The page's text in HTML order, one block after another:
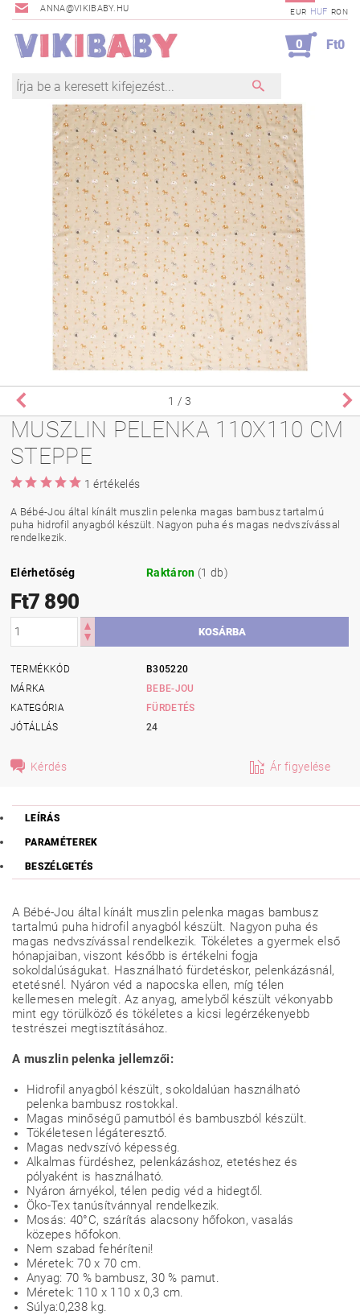
ANNA@VIKIBABY.HU EUR HUF RON
0 Ft0
1 / 3
MUSZLIN PELENKA 110X110 CM
STEPPE
1 értékelés
A Bébé-Jou által kínált muszlin pelenka magas bambusz tartalmú
puha hidrofil anyagból készült. Nagyon puha és magas nedvszívással
rendelkezik.
Elérhetőség Raktáron (1 db)
Ft7 890
TERMÉKKÓD
B305220
MÁRKA
BEBE-JOU
KATEGÓRIA
FÜRDETÉS
JÓTÁLLÁS
24
Kérdés Ár figyelése
LEÍRÁS
PARAMÉTEREK
BESZÉLGETÉS
A Bébé-Jou által kínált muszlin pelenka magas bambusz
tartalmú puha hidrofil anyagból készült. Nagyon puha és
magas nedvszívással rendelkezik. Tökéletes a gyermek első
hónapjaiban, viszont később is értékelni fogja
sokoldalúságukat. Használható fürdetéskor, pelenkázásnál,
etetésnél. Nyáron véd a napocska ellen, míg télen
kellemesen melegít. Az anyag, amelyből készült vékonyabb
mint egy törülköző és tökéletes a kicsi legérzékenyebb
testrészei megtisztításához.
A muszlin pelenka jellemzői:
Hidrofil anyagból készült, sokoldalúan használható
pelenka bambusz rostokkal.
Magas minőségű pamutból és bambuszból készült.
Tökéletesen légáteresztő.
Magas nedvszívó képesség.
Alkalmas fürdéshez, pelenkázáshoz, etetéshez és
pólyaként is használható.
Nyáron árnyékol, télen pedig véd a hidegtől.
Öko-Tex tanúsítvánnyal rendelkezik.
Mosás: 40°C, szárítás alacsony hőfokon, vasalás
közepes hőfokon.
Nem szabad fehéríteni!
Méretek: 70 x 70 cm.
Anyag: 70 % bambusz, 30 % pamut.
Méretek: 110 x 110 x 0,3 cm.
Súlya:0,238 kg.